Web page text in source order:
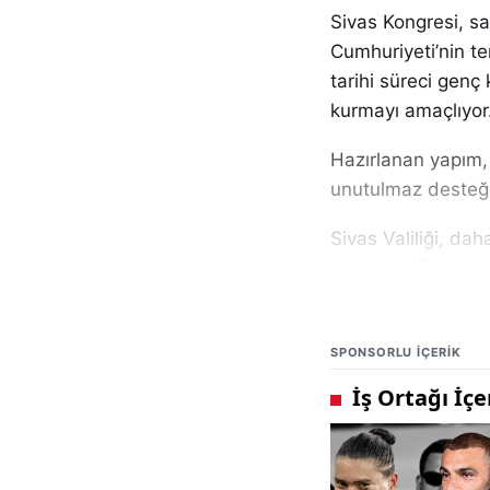
Sivas Kongresi,
Cumhuriyeti’nin
tarihi süreci genç
kurmayı
Hazırlanan
unutulmaz
Sivas Valiliği,
bu proje,
taşıyor. Yapay
Filmin
üstlendi. Sivas
sahneleri hem de
Sivas Valiliği,
SPONSORLU IÇERIK